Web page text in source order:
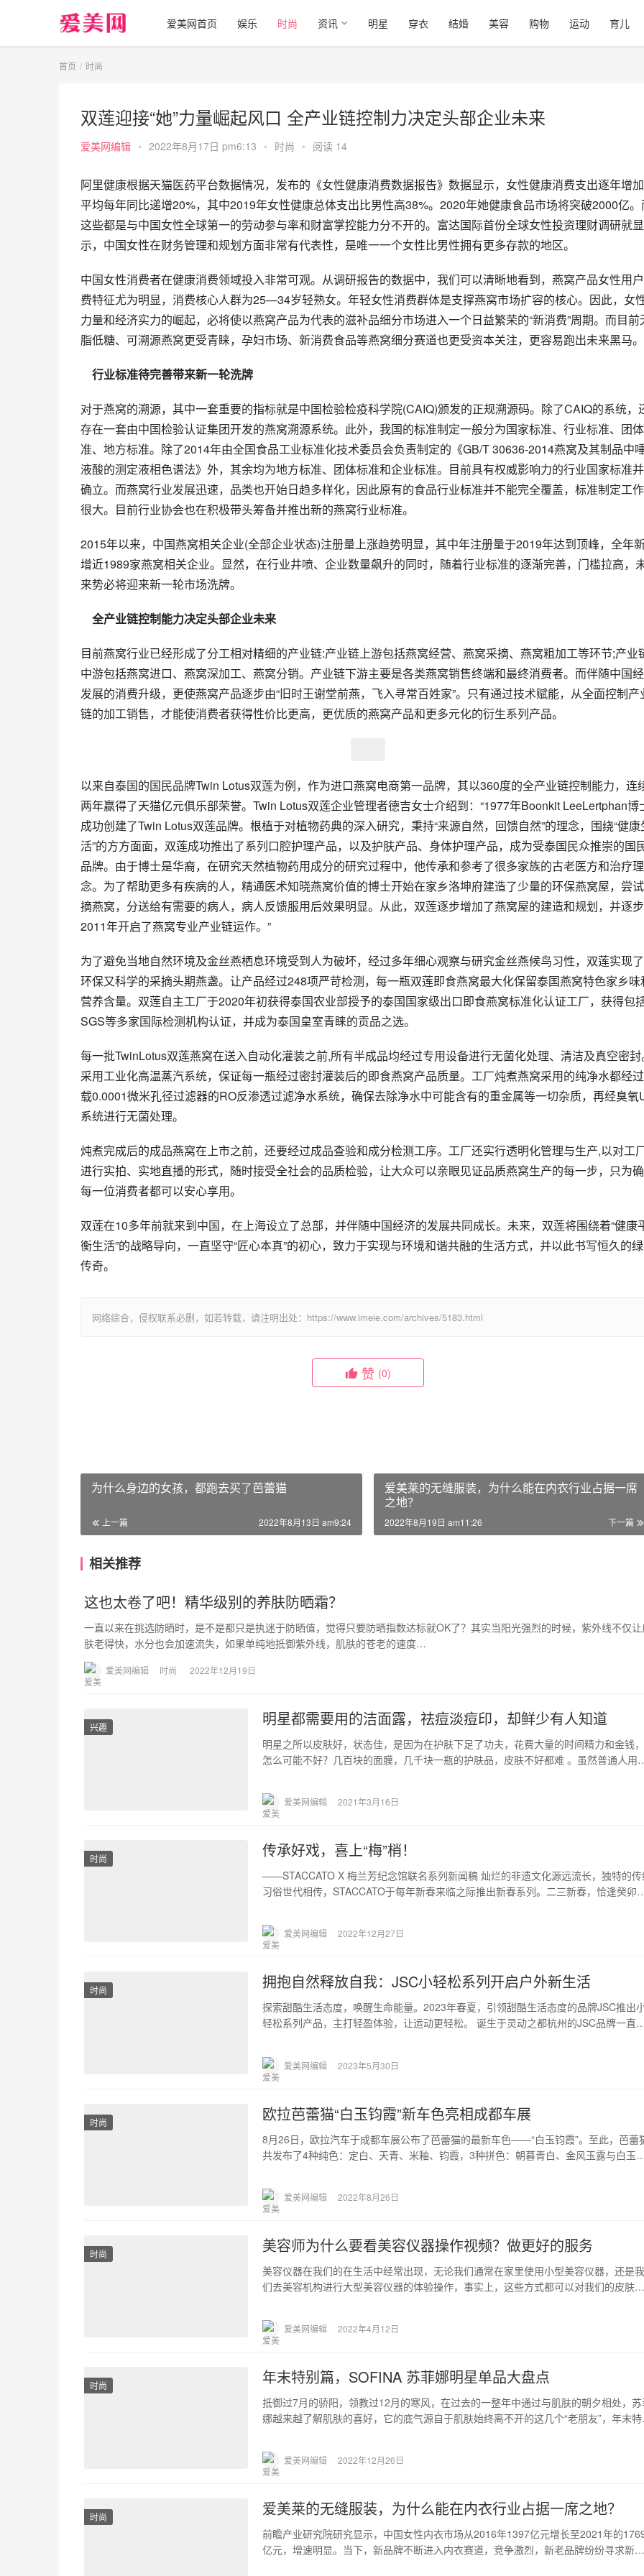
爱美网首页 娱乐 时尚 资讯 明星 穿衣 结婚 美容 购物 运动 育儿
首页 时尚
双莲迎接“她”力量崛起风口 全产业链控制力决定头部企业未来
爱美网编辑 • 2022年8月17日 pm6:13 • 时尚 • 阅读 14
阿里健康根据天猫医药平台数据情况，发布的《女性健康消费数据报告》数据显示，女性健康消费支出逐年增加
平均每年同比递增20%，其中2019年女性健康总体支出比男性高38%。2020年她健康食品市场将突破2000亿。
这些都是与中国女性全球第一的劳动参与率和财富掌控能力分不开的。富达国际首份全球女性投资理财调研就显
示，中国女性在财务管理和规划方面非常有代表性，是唯一一个女性比男性拥有更多存款的地区。
中国女性消费者在健康消费领域投入非常可观。从调研报告的数据中，我们可以清晰地看到，燕窝产品女性用
费特征尤为明显，消费核心人群为25—34岁轻熟女。年轻女性消费群体是支撑燕窝市场扩容的核心。因此，女
力量和经济实力的崛起，必将使以燕窝产品为代表的滋补品细分市场进入一个日益繁荣的“新消费”周期。而目前
脂低糖、可溯源燕窝更受青睐，孕妇市场、新消费食品等燕窝细分赛道也更受资本关注，更容易跑出未来黑马。
行业标准待完善带来新一轮洗牌
对于燕窝的溯源，其中一套重要的指标就是中国检验检疫科学院(CAIQ)颁发的正规溯源码。除了CAIQ的系统，
存在一套由中国检验认证集团开发的燕窝溯源系统。此外，我国的标准制定一般分为国家标准、行业标准、团
准、地方标准。除了2014年由全国食品工业标准化技术委员会负责制定的《GB/T 30636-2014燕窝及其制品中
液酸的测定液相色谱法》外，其余均为地方标准、团体标准和企业标准。目前具有权威影响力的行业国家标准
确立。而燕窝行业发展迅速，品类也开始日趋多样化，因此原有的食品行业标准并不能完全覆盖，标准制定工
很大。目前行业协会也在积极带头筹备并推出新的燕窝行业标准。
2015年以来，中国燕窝相关企业(全部企业状态)注册量上涨趋势明显，其中年注册量于2019年达到顶峰，全年
增近1989家燕窝相关企业。显然，在行业井喷、企业数量飙升的同时，随着行业标准的逐渐完善，门槛拉高，
来势必将迎来新一轮市场洗牌。
全产业链控制能力决定头部企业未来
目前燕窝行业已经形成了分工相对精细的产业链:产业链上游包括燕窝经营、燕窝采摘、燕窝粗加工等环节;产业
中游包括燕窝进口、燕窝深加工、燕窝分销。产业链下游主要是各类燕窝销售终端和最终消费者。而伴随中国
发展的消费升级，更使燕窝产品逐步由“旧时王谢堂前燕，飞入寻常百姓家”。只有通过技术赋能，从全面控制产
链的加工销售，才能使消费者获得性价比更高，更优质的燕窝产品和更多元化的衍生系列产品。
以来自泰国的国民品牌Twin Lotus双莲为例，作为进口燕窝电商第一品牌，其以360度的全产业链控制能力，连
两年赢得了天猫亿元俱乐部荣誉。Twin Lotus双莲企业管理者德吉女士介绍到：“1977年Boonkit LeeLertphan博
成功创建了Twin Lotus双莲品牌。根植于对植物药典的深入研究，秉持“来源自然，回馈自然”的理念，围绕“健康
活”的方方面面，双莲成功推出了系列口腔护理产品，以及护肤产品、身体护理产品，成为受泰国民众推崇的国
品牌。由于博士是华裔，在研究天然植物药用成分的研究过程中，他传承和参考了很多家族的古老医方和治疗理
念。为了帮助更多有疾病的人，精通医术知晓燕窝价值的博士开始在家乡洛坤府建造了少量的环保燕窝屋，尝
摘燕窝，分送给有需要的病人，病人反馈服用后效果明显。从此，双莲逐步增加了燕窝屋的建造和规划，并逐
2011年开启了燕窝专业产业链运作。”
为了避免当地自然环境及金丝燕栖息环境受到人为破坏，经过多年细心观察与研究金丝燕候鸟习性，双莲实现
环保又科学的采摘头期燕盏。让产品经过248项严苛检测，每一瓶双莲即食燕窝最大化保留泰国燕窝特色家乡味
营养含量。双莲自主工厂于2020年初获得泰国农业部授予的泰国国家级出口即食燕窝标准化认证工厂，获得包
SGS等多家国际检测机构认证，并成为泰国皇室青睐的贡品之选。
每一批TwinLotus双莲燕窝在送入自动化灌装之前,所有半成品均经过专用设备进行无菌化处理、清洁及真空密封
采用工业化高温蒸汽系统，保证每一瓶经过密封灌装后的即食燕窝产品质量。工厂炖煮燕窝采用的纯净水都经
载0.0001微米孔径过滤器的RO反渗透过滤净水系统，确保去除净水中可能含有的重金属等一切杂质，再经臭氧
系统进行无菌处理。
炖煮完成后的成品燕窝在上市之前，还要经过成品查验和成分检测工序。工厂还实行透明化管理与生产,以对工
进行实拍、实地直播的形式，随时接受全社会的品质检验，让大众可以亲眼见证品质燕窝生产的每一步，只为
每一位消费者都可以安心享用。
双莲在10多年前就来到中国，在上海设立了总部，并伴随中国经济的发展共同成长。未来，双莲将围绕着“健康
衡生活”的战略导向，一直坚守“匠心本真”的初心，致力于实现与环境和谐共融的生活方式，并以此书写恒久的
传奇。
网络综合，侵权联系必删，如若转载，请注明出处：https://www.imeie.com/archives/5183.html
赞 (0)
为什么身边的女孩，都跑去买了芭蕾猫
上一篇 2022年8月13日 am9:24
爱美莱的无缝服装，为什么能在内衣行业占据一席
之地？
下一篇
2022年8月19日 am11:26
相关推荐
这也太卷了吧！精华级别的养肤防晒霜？
一直以来在挑选防晒时，是不是都只是执迷于防晒值，觉得只要防晒指数达标就OK了？其实当阳光强烈的时候，紫外线不仅让
肤老得快，水分也会加速流失，如果单纯地抵御紫外线，肌肤的苍老的速度…
爱美网编辑 时尚 2022年12月19日
兴趣 明星都需要用的洁面露，祛痘淡痘印，却鲜少有人知道
明星之所以皮肤好，状态佳，是因为在护肤下足了功夫，花费大量的时间精力和金钱，
怎么可能不好？几百块的面膜，几千块一瓶的护肤品，皮肤不好都难 。虽然普通人用
爱美网编辑 2021年3月16日
时尚 传承好戏，喜上“梅”梢！
——STACCATO X 梅兰芳纪念馆联名系列新闻稿 灿烂的非遗文化源远流长，独特的传
习俗世代相传，STACCATO于每年新春来临之际推出新春系列。二三新春，恰逢癸卯
爱美网编辑 2022年12月27日
时尚 拥抱自然释放自我：JSC小轻松系列开启户外新生活
探索甜酷生活态度，唤醒生命能量。2023年春夏，引领甜酷生活态度的品牌JSC推出
轻松系列产品，主打轻盈体验，让运动更轻松。 诞生于灵动之都杭州的JSC品牌一直
爱美网编辑 2023年5月30日
时尚 欧拉芭蕾猫“白玉钧霞”新车色亮相成都车展
8月26日，欧拉汽车于成都车展公布了芭蕾猫的最新车色——“白玉钧霞”。至此，芭蕾
共发布了4种纯色：定白、天青、米釉、钧霞，3种拼色：朝暮青白、金风玉露与白玉
爱美网编辑 2022年8月26日
时尚 美容师为什么要看美容仪器操作视频？做更好的服务
美容仪器在我们的在生活中经常出现，无论我们通常在家里使用小型美容仪器，还是我
们去美容机构进行大型美容仪器的体验操作，事实上，这些方式都可以对我们的皮肤带
爱美网编辑 2022年4月12日
时尚 年末特别篇，SOFINA 苏菲娜明星单品大盘点
抵御过7月的骄阳，领教过12月的寒风，在过去的一整年中通过与肌肤的朝夕相处，苏
娜越来越了解肌肤的喜好，它的底气源自于肌肤始终离不开的这几个“老朋友”，年末特
爱美网编辑 2022年12月26日
时尚 爱美莱的无缝服装，为什么能在内衣行业占据一席之地？
前瞻产业研究院研究显示，中国女性内衣市场从2016年1397亿元增长至2021年的
亿元，增速明显。当下，新品牌不断进入内衣赛道，竞争激烈，新老品牌纷纷寻求新形